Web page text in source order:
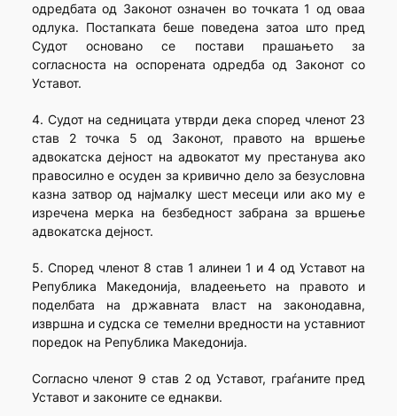
одредбата од Законот означен во точката 1 од оваа
одлука. Постапката беше поведена затоа што пред
Судот основано се постави прашањето за
согласноста на оспорената одредба од Законот со
Уставот.
4. Судот на седницата утврди дека според членот 23
став 2 точка 5 од Законот, правото на вршење
адвокатска дејност на адвокатот му престанува ако
правосилно е осуден за кривично дело за безусловна
казна затвор од најмалку шест месеци или ако му е
изречена мерка на безбедност забрана за вршење
адвокатска дејност.
5. Според членот 8 став 1 алинеи 1 и 4 од Уставот на
Република Македонија, владеењето на правото и
поделбата на државната власт на законодавна,
извршна и судска се темелни вредности на уставниот
поредок на Република Македонија.
Согласно членот 9 став 2 од Уставот, граѓаните пред
Уставот и законите се еднакви.